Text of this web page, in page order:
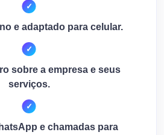
e adaptado para celular.
sobre a empresa e seus
serviços.
e chamadas para